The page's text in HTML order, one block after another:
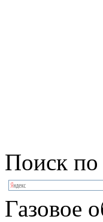
Поиск по
Газовое